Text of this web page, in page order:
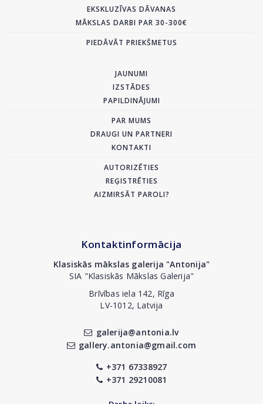
EKSKLUZĪVAS DĀVANAS
MĀKSLAS DARBI PAR 30-300€
PIEDĀVĀT PRIEKŠMETUS
JAUNUMI
IZSTĀDES
PAPILDINĀJUMI
PAR MUMS
DRAUGI UN PARTNERI
KONTAKTI
AUTORIZĒTIES
REĢISTRĒTIES
AIZMIRSĀT PAROLI?
Kontaktinformācija
Klasiskās mākslas galerija "Antonija"
SIA "Klasiskās Mākslas Galerija"
Brīvības iela 142, Rīga
LV-1012, Latvija
galerija@antonia.lv
gallery.antonia@gmail.com
+371 67338927
+371 29210081